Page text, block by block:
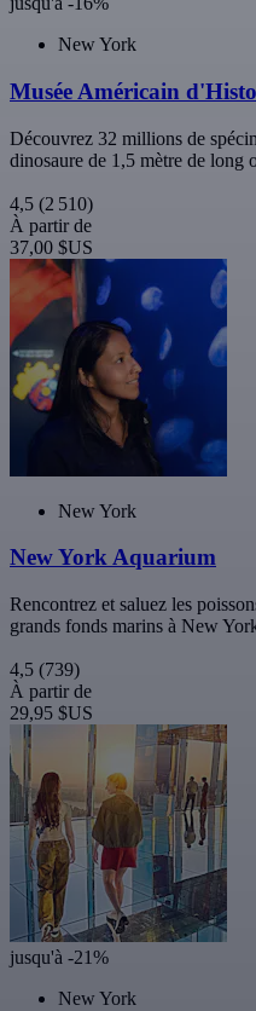
New York
Musée Américain
Découvrez 32 millions de
dinosaure de 1,5 mètre de long
4,5 (2 510)
À partir de
37,00 $US
New York
New York Aquarium
Rencontrez et saluez les
grands fonds marins à New
4,5 (739)
À partir de
29,95 $US
jusqu'à -21%
New York